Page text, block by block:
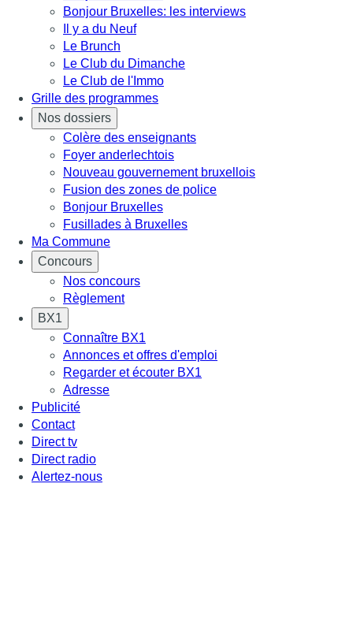
Bonjour Bruxelles: les interviews
Il y a du Neuf
Le Brunch
Le Club du Dimanche
Le Club de l'Immo
Grille des programmes
Nos dossiers
Colère des enseignants
Foyer anderlechtois
Nouveau gouvernement bruxellois
Fusion des zones de police
Bonjour Bruxelles
Fusillades à Bruxelles
Ma Commune
Concours
Nos concours
Règlement
BX1
Connaître BX1
Annonces et offres d'emploi
Regarder et écouter BX1
Adresse
Publicité
Contact
Direct tv
Direct radio
Alertez-nous